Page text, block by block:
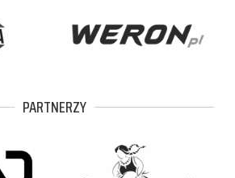
PARTNERZY